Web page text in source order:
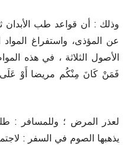
وذلك : أن قواعد طب الأبدان
عن المؤذى، واستفراغ
الأصول الثلاثة ، في هذه
فَمَنْ كَانَ مِنْكُم مريضا أَوْ
لعذر المرض ؛ وللمسافر :
يذهبها الصوم في السفر :